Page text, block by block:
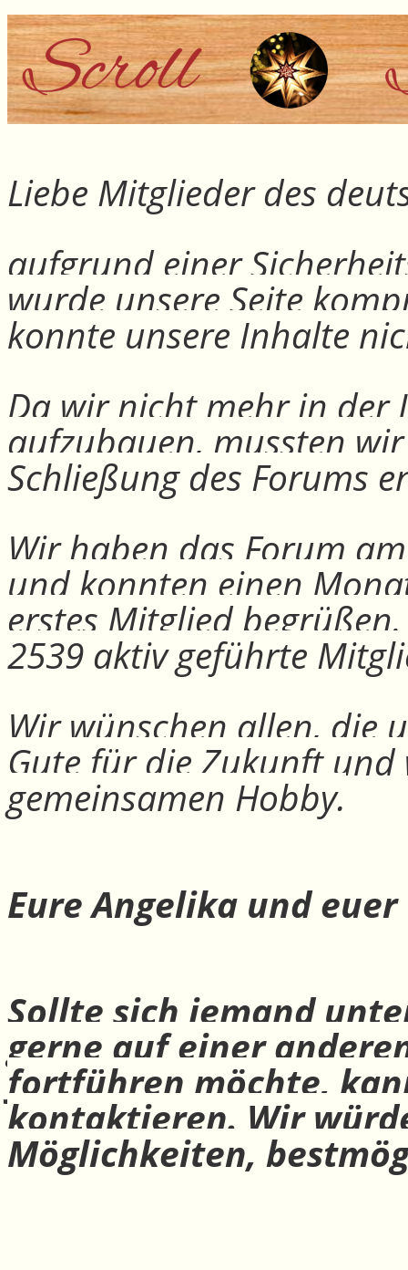
Liebe Mitglieder des
aufgrund einer
wurde unsere Seite
konnte unsere Inhalte
Da wir nicht mehr in der
aufzubauen, mussten
Schließung des Forums
Wir haben das Forum
und konnten einen
erstes Mitglied
2539 aktiv geführte
Wir wünschen allen, die
Gute für die Zukunft
gemeinsamen Hobby.
Eure Angelika und
Sollte sich jemand
gerne auf einer
fortführen möchte,
kontaktieren. Wir
Möglichkeiten,